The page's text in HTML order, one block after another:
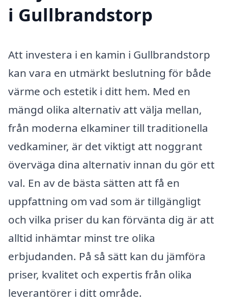
i Gullbrandstorp
Att investera i en kamin i Gullbrandstorp
kan vara en utmärkt beslutning för både
värme och estetik i ditt hem. Med en
mängd olika alternativ att välja mellan,
från moderna elkaminer till traditionella
vedkaminer, är det viktigt att noggrant
överväga dina alternativ innan du gör ett
val. En av de bästa sätten att få en
uppfattning om vad som är tillgängligt
och vilka priser du kan förvänta dig är att
alltid inhämtar minst tre olika
erbjudanden. På så sätt kan du jämföra
priser, kvalitet och expertis från olika
leverantörer i ditt område.